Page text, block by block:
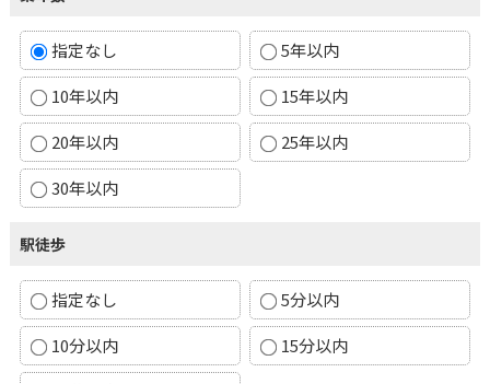
指定なし
5年以内
10年以内
15年以内
20年以内
25年以内
30年以内
駅徒歩
指定なし
5分以内
10分以内
15分以内